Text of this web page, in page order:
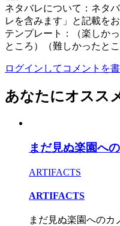
ネタバレについて：ネタ
レを含みます」と記載をお
テンプレート：（楽しか
ところ）（難しかったと
ログインしてコメントを書
あなたにオスス
まだ見ぬ楽園へ
ARTIFACTS
ARTIFACTS
まだ見ぬ楽園へのカ